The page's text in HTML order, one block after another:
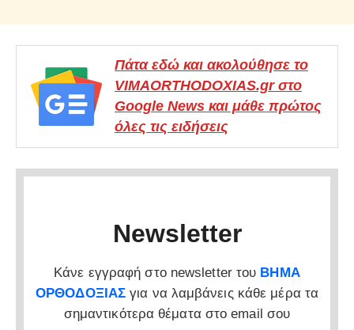
Πάτα εδώ και ακολούθησε το
VIMAORTHODOXIAS.gr στο
Google News και μάθε πρώτος
όλες τις ειδήσεις
Newsletter
Κάνε εγγραφή στο newsletter του ΒΗΜΑ
ΟΡΘΟΔΟΞΙΑΣ για να λαμβάνεις κάθε μέρα τα
σημαντικότερα θέματα στο email σου